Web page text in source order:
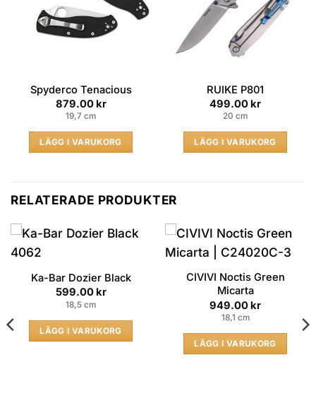
Spyderco Tenacious
879.00 kr
19,7 cm
LÄGG I VARUKORG
RUIKE P801
499.00 kr
20 cm
LÄGG I VARUKORG
RELATERADE PRODUKTER
Ka-Bar Dozier Black
599.00 kr
18,5 cm
LÄGG I VARUKORG
CIVIVI Noctis Green
Micarta
949.00 kr
18,1 cm
LÄGG I VARUKORG